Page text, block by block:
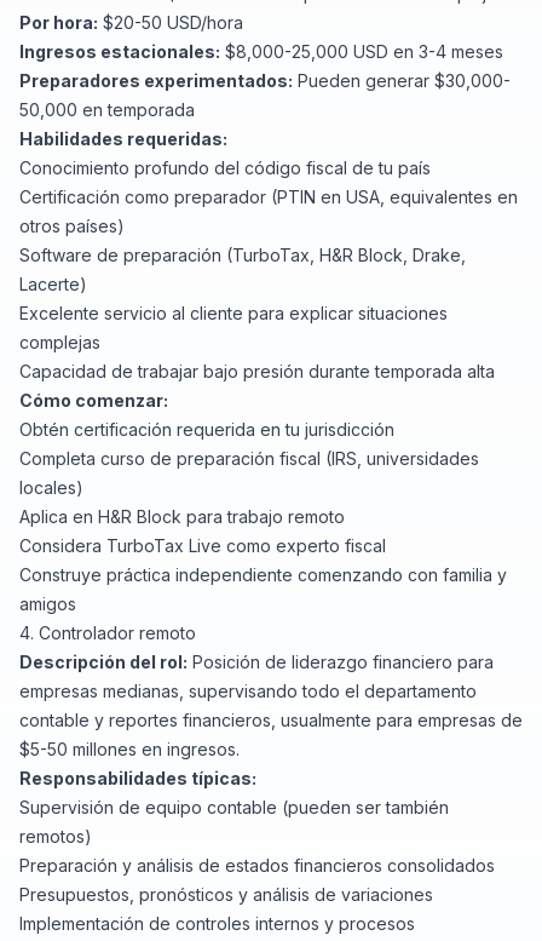
Por hora: $20-50 USD/hora
Ingresos estacionales: $8,000-25,000 USD en 3-4 meses
Preparadores experimentados: Pueden generar $30,000-
50,000 en temporada
Habilidades requeridas:
Conocimiento profundo del código fiscal de tu país
Certificación como preparador (PTIN en USA, equivalentes en
otros países)
Software de preparación (TurboTax, H&R Block, Drake,
Lacerte)
Excelente servicio al cliente para explicar situaciones
complejas
Capacidad de trabajar bajo presión durante temporada alta
Cómo comenzar:
Obtén certificación requerida en tu jurisdicción
Completa curso de preparación fiscal (IRS, universidades
locales)
Aplica en H&R Block para trabajo remoto
Considera TurboTax Live como experto fiscal
Construye práctica independiente comenzando con familia y
amigos
4. Controlador remoto
Descripción del rol: Posición de liderazgo financiero para
empresas medianas, supervisando todo el departamento
contable y reportes financieros, usualmente para empresas de
$5-50 millones en ingresos.
Responsabilidades típicas:
Supervisión de equipo contable (pueden ser también
remotos)
Preparación y análisis de estados financieros consolidados
Presupuestos, pronósticos y análisis de variaciones
Implementación de controles internos y procesos